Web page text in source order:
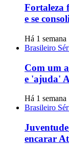
Fortaleza
e se
Há 1 semana
Brasileiro
Com um
e 'ajuda'
Há 1 semana
Brasileiro
encarar